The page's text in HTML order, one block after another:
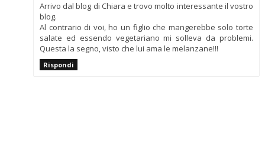
Arrivo dal blog di Chiara e trovo molto interessante il vostro
blog.
Al contrario di voi, ho un figlio che mangerebbe solo torte
salate ed essendo vegetariano mi solleva da problemi.
Questa la segno, visto che lui ama le melanzane!!!
Rispondi